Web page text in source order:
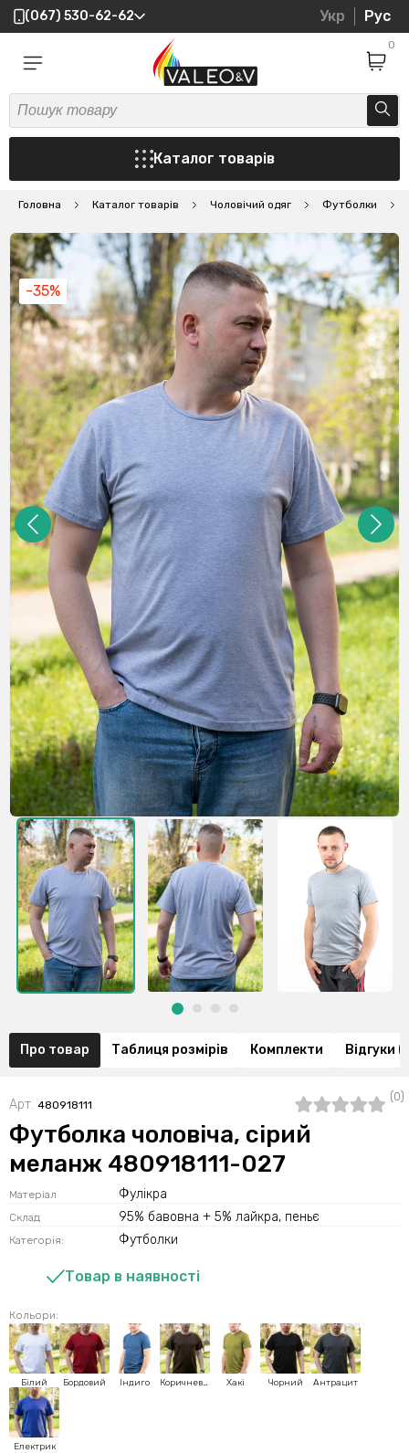
(067) 530-62-62 Укр Рус
0
Каталог товарів
Головна Каталог товарів Чоловічий одяг Футболки
-35%
Про товар Таблиця розмірів Комплекти Відгуки
Арт. 480918111
(0)
Футболка чоловіча, сірий
меланж 480918111-027
Матеріал Фулікра
Склад 95% бавовна + 5% лайкра, пеньє
Категорія: Футболки
Товар в наявності
Кольори:
Білий Бордовий Індиго Коричневий Хакі Чорний Антрацит
Електрик